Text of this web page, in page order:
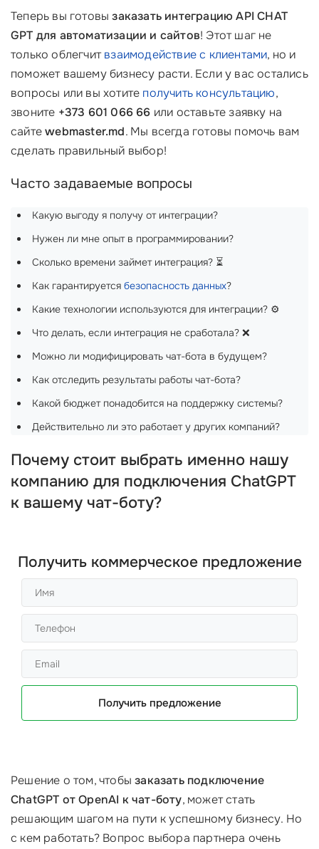
Теперь вы готовызаказать интеграцию API CHAT
GPT для автоматизации и сайтов! Этот шаг не
только облегчитвзаимодействие с клиентами, но и
поможет вашему бизнесу расти. Если у вас остались
вопросы или вы хотите получить консультацию,
звоните +373 601 066 66 или оставьте заявку на
сайтеwebmaster.md. Мы всегда готовы помочь вам
сделать правильный выбор!
Часто задаваемые вопросы
Какую выгоду я получу от интеграции?
Нужен ли мне опыт в программировании? ‍
Сколько времени займет интеграция? ⏳
Как гарантируется безопасность данных?
Какие технологии используются для интеграции? ⚙️
Что делать, если интеграция не сработала? ❌
Можно ли модифицировать чат-бота в будущем?
Как отследить результаты работы чат-бота?
Какой бюджет понадобится на поддержку системы?
Действительно ли это работает у других компаний?
Почему стоит выбрать именно нашу
компанию для подключения ChatGPT
к вашему чат-боту?
Получить коммерческое предложение
Получить предложение
Решение о том, чтобызаказать подключение
ChatGPT от OpenAI к чат-боту, может стать
решающим шагом на пути к успешному бизнесу. Но
с кем работать? Вопрос выбора партнера очень